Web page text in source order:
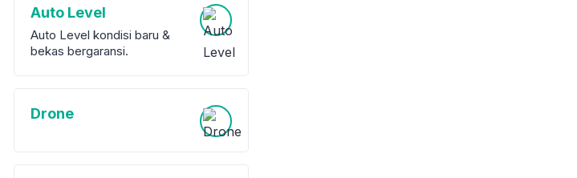
Auto Level
Auto Level kondisi baru &
bekas bergaransi.
Drone